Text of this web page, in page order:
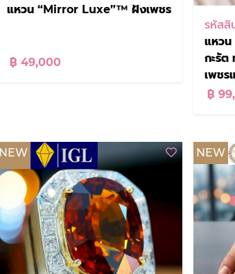
แหวน “Mirror Luxe”™ ฝังเพชร
฿ 49,000
รหัสสิ
แหว
กะรัต
เพชร
฿
NEW NEW